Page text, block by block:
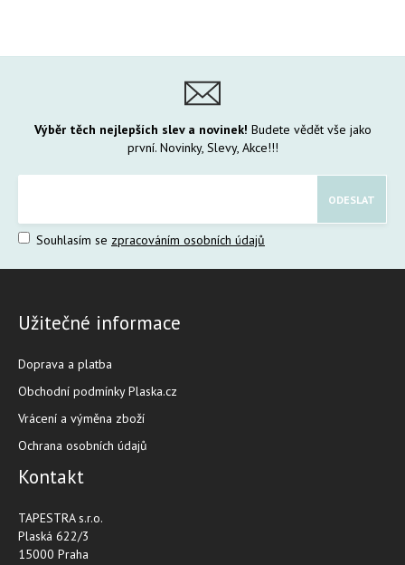
Výběr těch nejlepších slev a novinek! Budete vědět vše jako
první. Novinky, Slevy, Akce!!!
Souhlasím se zpracováním osobních údajů
Užitečné informace
Doprava a platba
Obchodní podmínky Plaska.cz
Vrácení a výměna zboží
Ochrana osobních údajů
Kontakt
TAPESTRA s.r.o.
Plaská 622/3
15000 Praha